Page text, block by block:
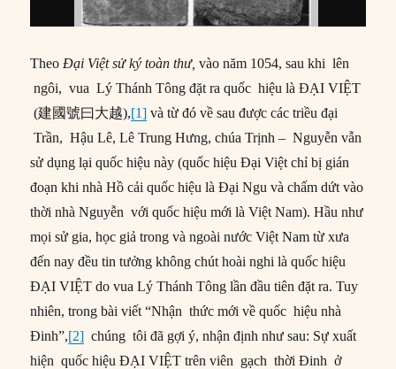
TheoĐại Việt sử ký toàn thư,vào năm 1054, sau khi lên
ngôi, vua Lý Thánh Tông đặt ra quốc hiệu là ĐẠI VIỆT
(建國號曰大越),[1] và từ đó về sau được các triều đại
Trần, Hậu Lê, Lê Trung Hưng, chúa Trịnh – Nguyễn vẫn
sử dụng lại quốc hiệu này (quốc hiệu Đại Việt chỉ bị gián
đoạn khi nhà Hồ cải quốc hiệu là Đại Ngu và chấm dứt vào
thời nhà Nguyễn với quốc hiệu mới là Việt Nam). Hầu như
mọi sử gia, học giả trong và ngoài nước Việt Nam từ xưa
đến nay đều tin tưởng không chút hoài nghi là quốc hiệu
ĐẠI VIỆT do vua Lý Thánh Tông lần đầu tiên đặt ra. Tuy
nhiên, trong bài viết “Nhận thức mới về quốc hiệu nhà
Đinh”,[2] chúng tôi đã gợi ý, nhận định như sau: Sự xuất
hiện quốc hiệu ĐẠI VIỆT trên viên gạch thời Đinh ở